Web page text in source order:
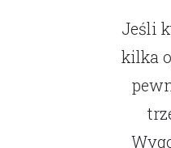
Jeśli
kilka